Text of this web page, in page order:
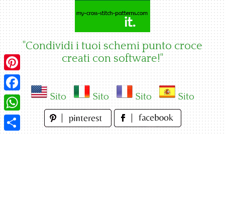
"Condividi i tuoi schemi punto croce
creati con software!"
Sito Sito Sito Sito
Pinterest
Facebook
WhatsApp